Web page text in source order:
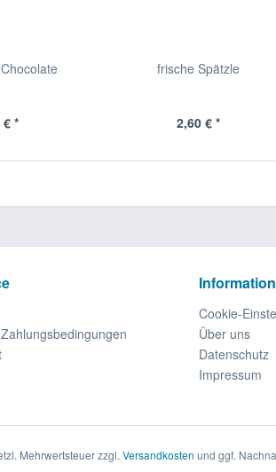
€ *
frische Spätzle
2,60 € *
Cookie-
Über uns
Datenschutz
Impressum
Mehrwertsteuer zzgl. Versandkosten und ggf.